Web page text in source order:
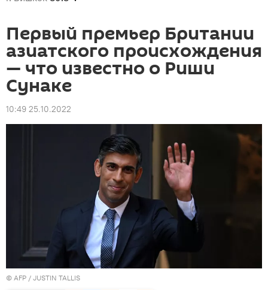
Первый премьер Британии
азиатского происхождения
— что известно о Риши
Сунаке
10:49 25.10.2022
© AFP / JUSTIN TALLIS